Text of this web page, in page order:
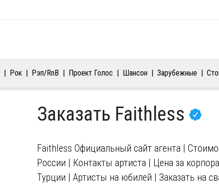
Рок Рэп/RnB Проект Голос Шансон Зарубежные
Заказать Faithless
Faithless Официальный сайт агента |
России | Контакты артиста | Цена за
Турции | Артисты на юбилей | Заказать на